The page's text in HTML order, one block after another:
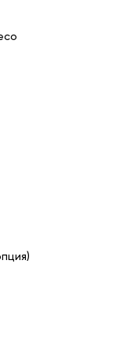
от
за наличный
счёту,